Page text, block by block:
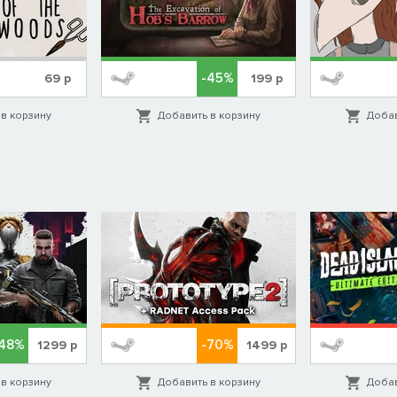
ВСЕ
темами будут религия и власть, а по пути героине предстоит
найти все ответы, прежде чем она сможет закончить
раньше располагалась вМоскве, но теперь работает в
и не боятся переступать тонкую грань этических норм. Игра
69р
корзину
-45% 199р
Добавить в корзину
1299 р
корзину
-70% 1499р
Добавить в корзину